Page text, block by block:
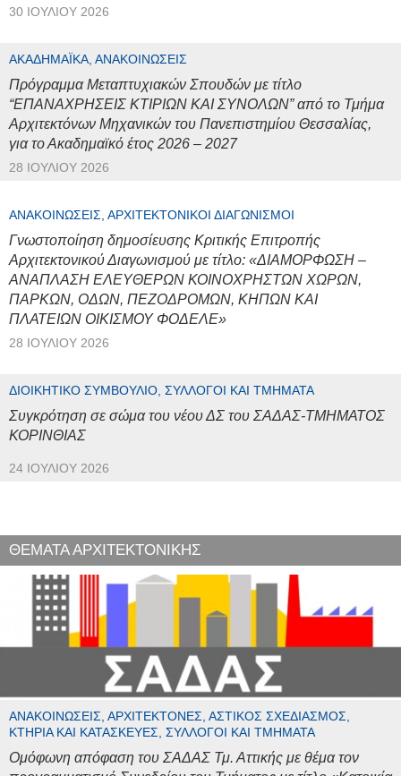
30 ΙΟΥΛΊΟΥ 2026
ΑΚΑΔΗΜΑΪΚΆ, ΑΝΑΚΟΙΝΏΣΕΙΣ
Πρόγραμμα Μεταπτυχιακών Σπουδών με τίτλο
“ΕΠΑΝΑΧΡΗΣΕΙΣ ΚΤΙΡΙΩΝ ΚΑΙ ΣΥΝΟΛΩΝ” από το Τμήμα
Αρχιτεκτόνων Μηχανικών του Πανεπιστημίου Θεσσαλίας,
για το Ακαδημαϊκό έτος 2026 – 2027
28 ΙΟΥΛΊΟΥ 2026
ΑΝΑΚΟΙΝΏΣΕΙΣ, ΑΡΧΙΤΕΚΤΟΝΙΚΟΊ ΔΙΑΓΩΝΙΣΜΟΊ
Γνωστοποίηση δημοσίευσης Κριτικής Επιτροπής
Αρχιτεκτονικού Διαγωνισμού με τίτλο: «ΔΙΑΜΟΡΦΩΣΗ –
ΑΝΑΠΛΑΣΗ ΕΛΕΥΘΕΡΩΝ ΚΟΙΝΟΧΡΗΣΤΩΝ ΧΩΡΩΝ,
ΠΑΡΚΩΝ, ΟΔΩΝ, ΠΕΖΟΔΡΟΜΩΝ, ΚΗΠΩΝ ΚΑΙ
ΠΛΑΤΕΙΩΝ ΟΙΚΙΣΜΟΥ ΦΟΔΕΛΕ»
28 ΙΟΥΛΊΟΥ 2026
ΔΙΟΙΚΗΤΙΚΌ ΣΥΜΒΟΎΛΙΟ, ΣΎΛΛΟΓΟΙ ΚΑΙ ΤΜΉΜΑΤΑ
Συγκρότηση σε σώμα του νέου ΔΣ του ΣΑΔΑΣ-ΤΜΗΜΑΤΟΣ
ΚΟΡΙΝΘΙΑΣ
24 ΙΟΥΛΊΟΥ 2026
ΘΕΜΑΤΑ ΑΡΧΙΤΕΚΤΟΝΙΚΗΣ
ΑΝΑΚΟΙΝΏΣΕΙΣ, ΑΡΧΙΤΈΚΤΟΝΕΣ, ΑΣΤΙΚΌΣ ΣΧΕΔΙΑΣΜΌΣ,
ΚΤΉΡΙΑ ΚΑΙ ΚΑΤΑΣΚΕΥΈΣ, ΣΎΛΛΟΓΟΙ ΚΑΙ ΤΜΉΜΑΤΑ
Ομόφωνη απόφαση του ΣΑΔΑΣ Τμ. Αττικής με θέμα τον